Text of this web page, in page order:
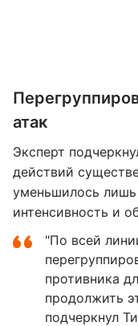
атак
Эксперт
действий
уменьшилось лишь
интенсивность и
"По всей
противника
продолжить
подчеркнул